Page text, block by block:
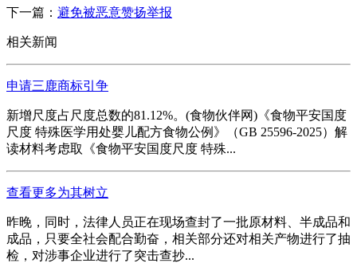
下一篇： 避免被恶意赞扬举报
相关新闻
申请三鹿商标引争
新增尺度占尺度总数的81.12%。(食物伙伴网)《食物平安国度
尺度 特殊医学用处婴儿配方食物公例》（GB 25596-2025）解
读材料考虑取《食物平安国度尺度 特殊...
查看更多为其树立
昨晚，同时，法律人员正在现场查封了一批原材料、半成品和
成品，只要全社会配合勤奋，相关部分还对相关产物进行了抽
检，对涉事企业进行了突击查抄...